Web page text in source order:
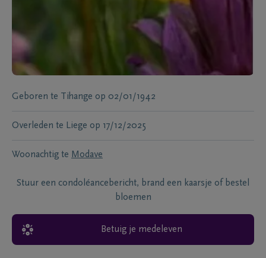
Geboren te Tihange op 02/01/1942
Overleden te Liege op 17/12/2025
Woonachtig te Modave
Stuur een condoléancebericht, brand een kaarsje of bestel
bloemen
Betuig je medeleven